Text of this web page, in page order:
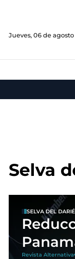
Jueves, 06 de
Selva
SELVA DEL
Revista Alternativa